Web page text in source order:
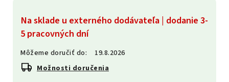
Na sklade u externého dodávateľa | dodanie 3-
5 pracovných dní
Môžeme doručiť do:
19.8.2026
Možnosti doručenia